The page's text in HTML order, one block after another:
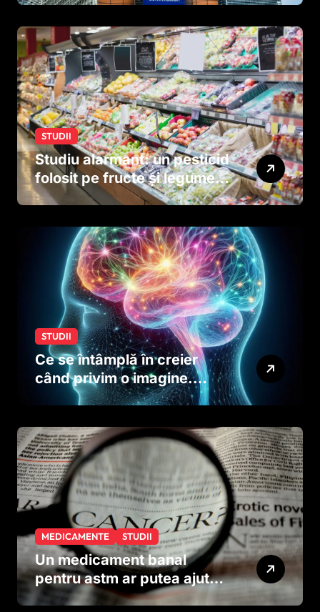
STUDII
Studiu alarmant: un pesticid
folosit pe fructe și legume
ar putea afecta dezvoltarea
dinainte de naștere
STUDII
Ce se întâmplă în creier
când privim o imagine.
Studiul care explică rolul
MEDICAMENTE STUDII
Un medicament banal
pentru astm ar putea ajuta
în lupta împotriva